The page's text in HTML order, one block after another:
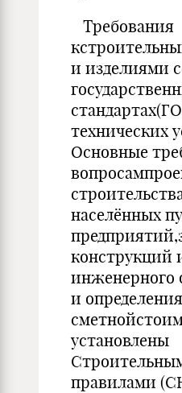
Требования
и изделиями
технических
Основные
населённых
конструкций
инженерного
и
установлены
правилами